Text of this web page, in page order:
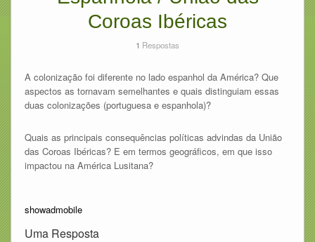
Coroas Ibéricas
1 Respostas
A colonização foi diferente no lado espanhol da América? Que
aspectos as tornavam semelhantes e quais distinguiam essas
duas colonizações (portuguesa e espanhola)?
Quais as principais consequências políticas advindas da União
das Coroas Ibéricas? E em termos geográficos, em que isso
impactou na América Lusitana?
showadmobile
Uma Resposta